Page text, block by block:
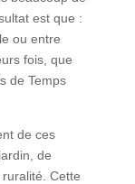
est que :
ou entre
fois, que
de Temps
de ces
de
Cette